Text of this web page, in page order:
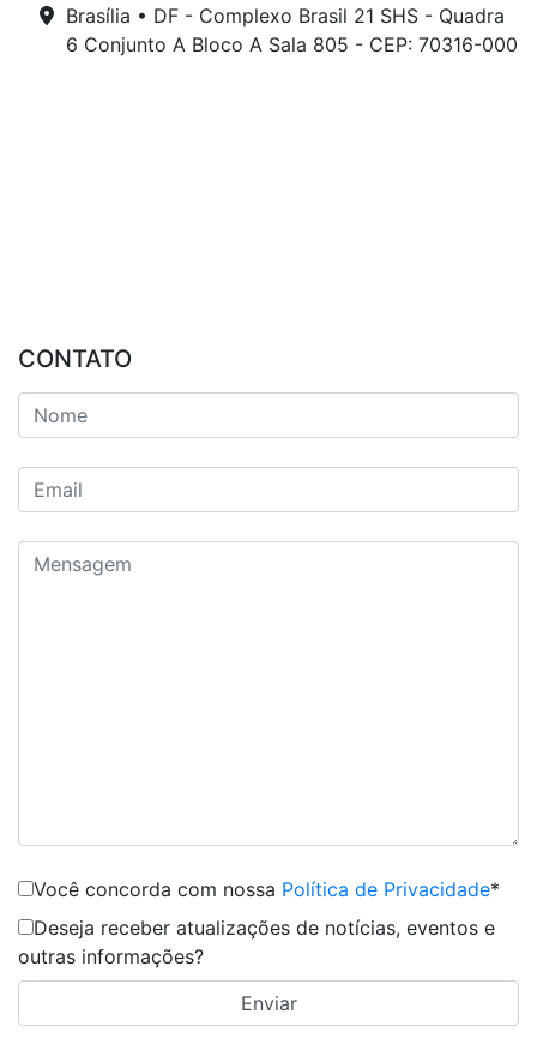
Brasília • DF - Complexo Brasil 21 SHS - Quadra
6 Conjunto A Bloco A Sala 805 - CEP: 70316-000
CONTATO
Você concorda com nossa Política de Privacidade*
Deseja receber atualizações de notícias, eventos e
outras informações?